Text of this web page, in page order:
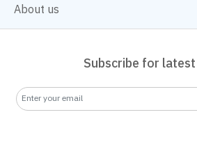
About us
Subscribe for